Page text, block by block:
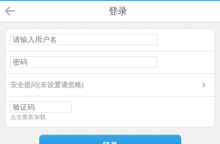
登录
安全提问(未设置请忽略)
点击重新加载